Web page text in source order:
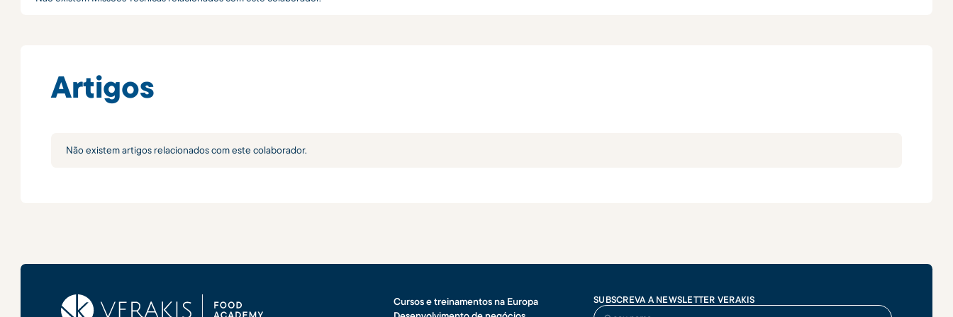
Artigos
Não existem artigos relacionados com este colaborador.
Cursos e treinamentos na Europa
SUBSCREVA A NEWSLETTER VERAKIS
O seu nome